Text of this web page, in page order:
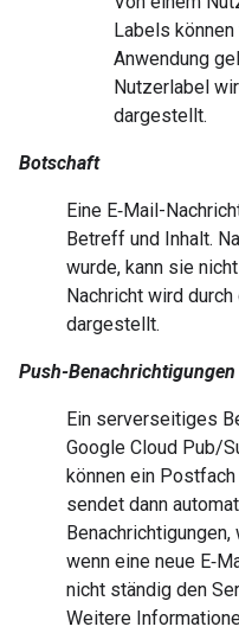
Labels
Anwendung
Nutzerlabel
dargestellt.
Botschaft
Eine E‑Mail-
Betreff und Inhalt.
wurde, kann sie
Nachricht wird
dargestellt.
Push-Benachrichtigungen
Ein serverseitiges
Google Cloud Pub/
können ein Postfach
sendet dann
wenn eine neue
nicht ständig den
Weitere